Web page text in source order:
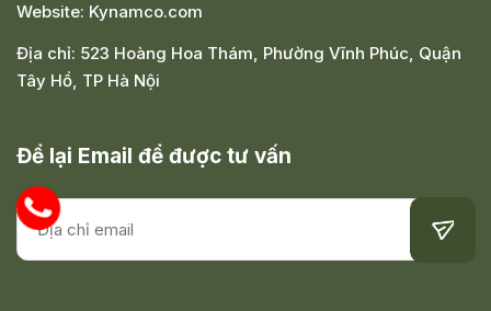
Website: Kynamco.com
Địa chỉ: 523 Hoàng Hoa Thám, Phường Vĩnh Phúc, Quận
Tây Hồ, TP Hà Nội
Để lại Email để được tư vấn